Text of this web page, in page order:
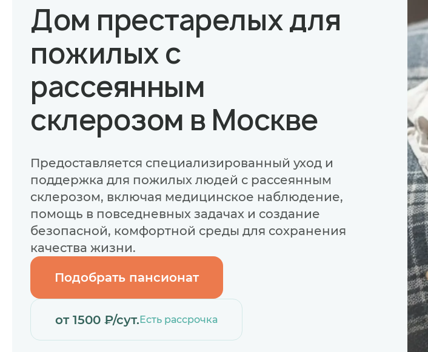
Дом престарелых для
пожилых с
рассеянным
склерозом в Москве
Предоставляется специализированный уход и
поддержка для пожилых людей с рассеянным
склерозом, включая медицинское наблюдение,
помощь в повседневных задачах и создание
безопасной, комфортной среды для сохранения
качества жизни.
Подобрать пансионат
от 1500 ₽/сут.Есть рассрочка